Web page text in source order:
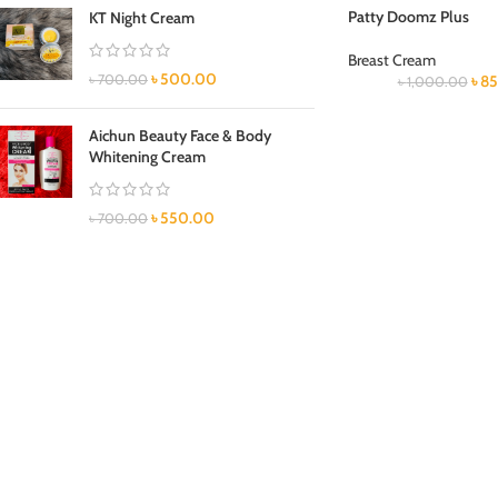
KT Night Cream
৳700.00 ৳500.00
Aichun Beauty Face & Body
Whitening Cream
৳700.00 ৳550.00
Patty Doomz Plus
Breast Cream
৳1,000.00 ৳